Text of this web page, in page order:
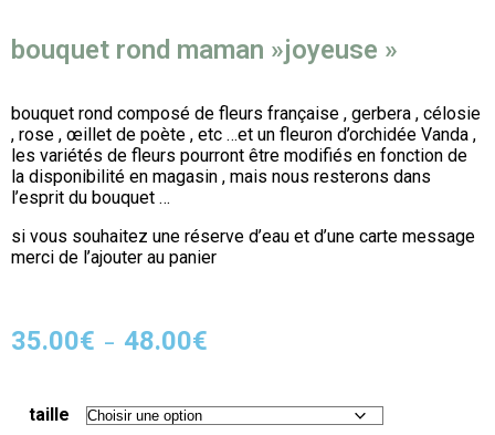
bouquet rond maman »joyeuse »
bouquet rond composé de fleurs française , gerbera , célosie
, rose , œillet de poète , etc …et un fleuron d’orchidée Vanda ,
les variétés de fleurs pourront être modifiés en fonction de
la disponibilité en magasin , mais nous resterons dans
l’esprit du bouquet …
si vous souhaitez une réserve d’eau et d’une carte message
merci de l’ajouter au panier
35.00€ – 48.00€
taille